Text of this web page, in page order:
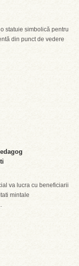
statuie simbolică pentru
din punct de vedere
va lucra cu beneficiarii
mintale